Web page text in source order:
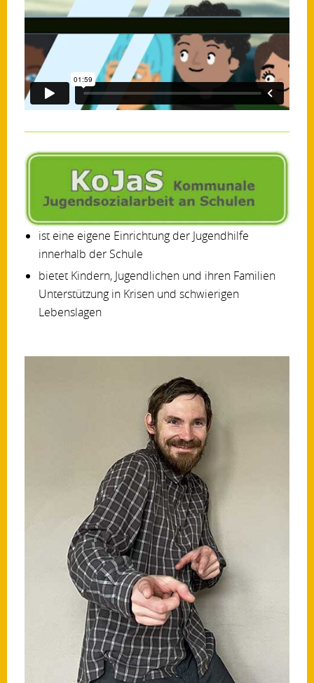
ist eine eigene Einrichtung der Jugendhilfe
innerhalb der Schule
bietet Kindern, Jugendlichen und ihren Familien
Unterstützung in Krisen und schwierigen
Lebenslagen